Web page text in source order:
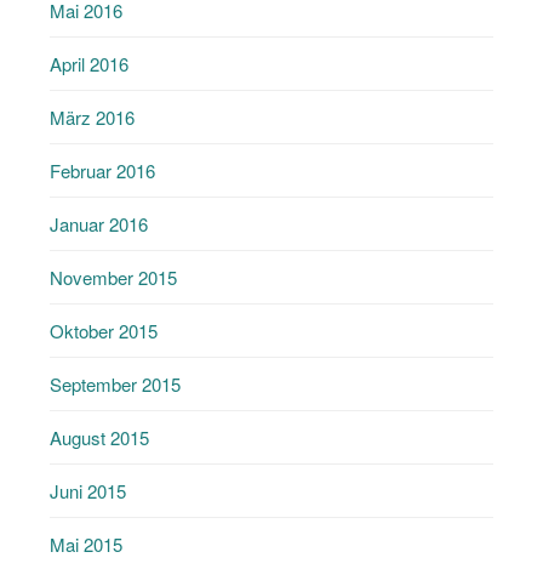
Mai 2016
April 2016
März 2016
Februar 2016
Januar 2016
November 2015
Oktober 2015
September 2015
August 2015
Juni 2015
Mai 2015